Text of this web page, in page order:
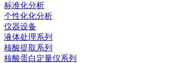
标准化分析
个性化化分析
仪器设备
液体处理系列
核酸提取系列
核酸蛋白定量仪系列